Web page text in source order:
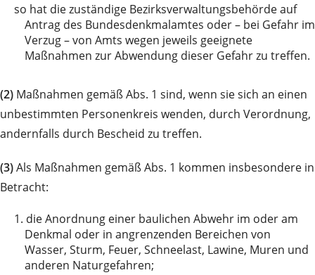
so hat die zuständige Bezirksverwaltungsbehörde auf
Antrag des Bundesdenkmalamtes oder – bei Gefahr im
Verzug – von Amts wegen jeweils geeignete
Maßnahmen zur Abwendung dieser Gefahr zu treffen.
(2) Maßnahmen gemäß Abs. 1 sind, wenn sie sich an einen
unbestimmten Personenkreis wenden, durch Verordnung,
andernfalls durch Bescheid zu treffen.
(3)Als Maßnahmen gemäß Abs. 1 kommen insbesondere in
Betracht:
1. die Anordnung einer baulichen Abwehr im oder am
Denkmal oder in angrenzenden Bereichen von
Wasser, Sturm, Feuer, Schneelast, Lawine, Muren und
anderen Naturgefahren;